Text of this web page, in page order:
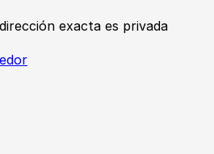
exacta es privada